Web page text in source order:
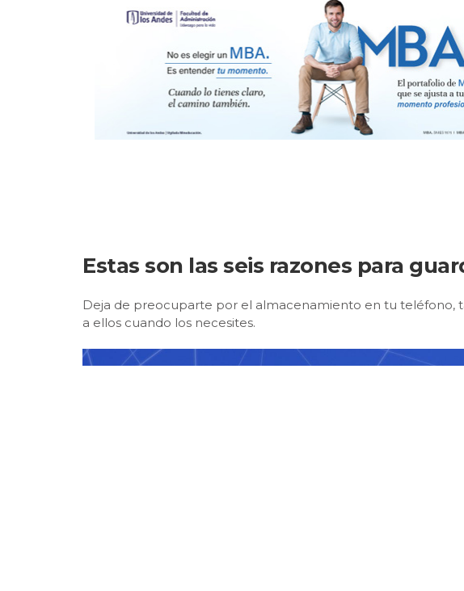
Estas son las seis razones para
Deja de preocuparte por el almacenamiento en tu teléfono,
a ellos cuando los necesites.